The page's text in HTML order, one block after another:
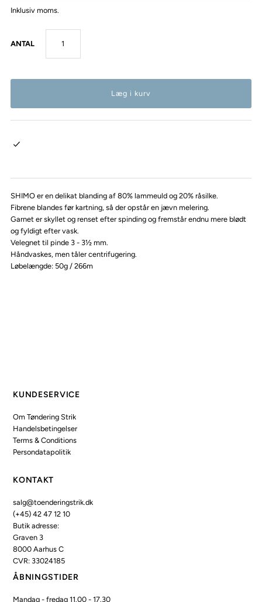
Inklusiv moms.
ANTAL
SHIMO er en delikat blanding af 80% lammeuld og 20% råsilke.
Fibrene blandes før kartning, så der opstår en jævn melering.
Garnet er skyllet og renset efter spinding og fremstår endnu mere blødt
og fyldigt efter vask.
Velegnet til pinde 3 - 3½ mm.
Håndvaskes, men tåler centrifugering.
Løbelængde: 50g / 266m
KUNDESERVICE
Om Tøndering Strik
Handelsbetingelser
Terms & Conditions
Persondatapolitik
KONTAKT
salg@toenderingstrik.dk
(+45) 42 47 12 10
Butik adresse:
Graven 3
8000 Aarhus C
CVR: 33024185
ÅBNINGSTIDER
Mandag - fredag 11.00 - 17.30